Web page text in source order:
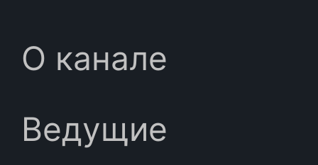
О канале
Ведущие